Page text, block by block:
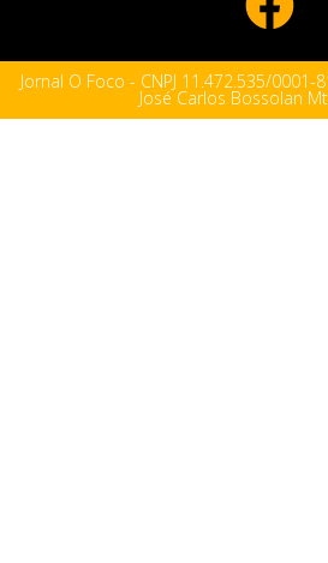
Jornal O Foco - CNPJ 11.472.535/0001-
José Carlos Bossolan